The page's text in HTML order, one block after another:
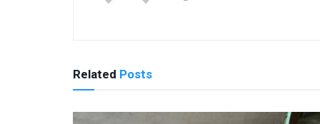
Related Posts